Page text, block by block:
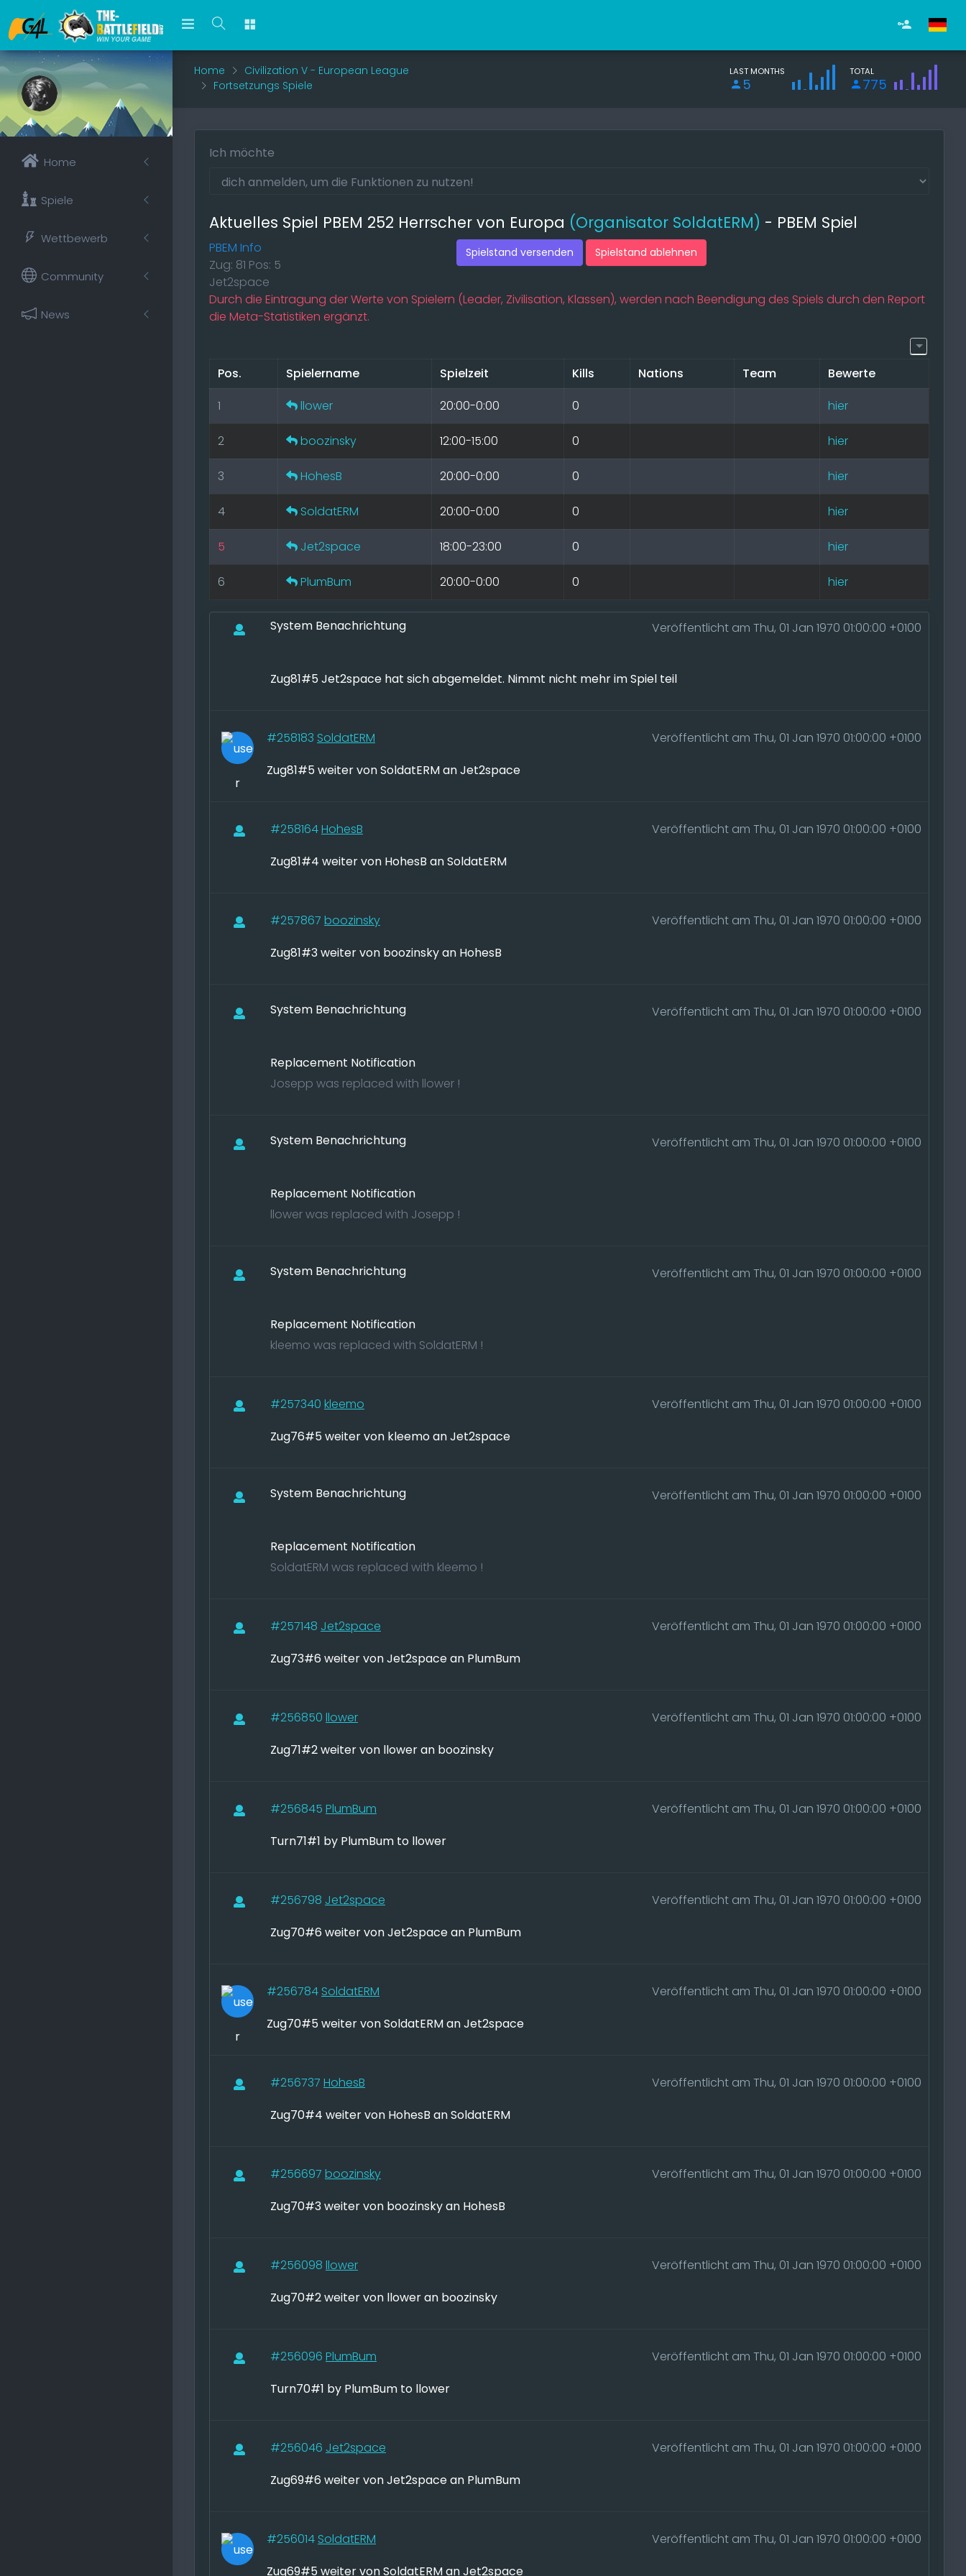
Home
Spiele
Wettbewerb
Community
News
Home
Civilization V - European League
Fortsetzungs Spiele
LAST MONTHS
5
TOTAL
775
Ich möchte
Aktuelles Spiel PBEM 252 Herrscher von Europa (Organisator SoldatERM) - PBEM Spiel
PBEM Info
Zug: 81 Pos: 5
Jet2space
Spielstand versenden Spielstand ablehnen
Durch die Eintragung der Werte von Spielern (Leader, Zivilisation, Klassen), werden nach Beendigung des Spiels durch den Report
die Meta-Statistiken ergänzt.
Pos. Spielername Spielzeit Kills Nations Team
Bewerte
1
llower 20:00-0:00 0 hier
2 boozinsky 12:00-15:00 0 hier
3 HohesB 20:00-0:00 0 hier
4 SoldatERM 20:00-0:00 0 hier
5 Jet2space 18:00-23:00 0 hier
6 PlumBum 20:00-0:00 0 hier
Veröffentlicht am Thu, 01 Jan 1970 01:00:00 +0100
System Benachrichtung
Zug81#5 Jet2space hat sich abgemeldet. Nimmt nicht mehr im Spiel teil
Veröffentlicht am Thu, 01 Jan 1970 01:00:00 +0100
#258183 SoldatERM
Zug81#5 weiter von SoldatERM an Jet2space
Veröffentlicht am Thu, 01 Jan 1970 01:00:00 +0100
#258164HohesB
Zug81#4 weiter von HohesB an SoldatERM
Veröffentlicht am Thu, 01 Jan 1970 01:00:00 +0100
#257867 boozinsky
Zug81#3 weiter von boozinsky an HohesB
Veröffentlicht am Thu, 01 Jan 1970 01:00:00 +0100
System Benachrichtung
Replacement Notification
Josepp was replaced with llower !
Veröffentlicht am Thu, 01 Jan 1970 01:00:00 +0100
System Benachrichtung
Replacement Notification
llower was replaced with Josepp !
Veröffentlicht am Thu, 01 Jan 1970 01:00:00 +0100
System Benachrichtung
Replacement Notification
kleemo was replaced with SoldatERM !
Veröffentlicht am Thu, 01 Jan 1970 01:00:00 +0100
#257340 kleemo
Zug76#5 weiter von kleemo an Jet2space
Veröffentlicht am Thu, 01 Jan 1970 01:00:00 +0100
System Benachrichtung
Replacement Notification
SoldatERM was replaced with kleemo !
Veröffentlicht am Thu, 01 Jan 1970 01:00:00 +0100
#257148 Jet2space
Zug73#6 weiter von Jet2space an PlumBum
Veröffentlicht am Thu, 01 Jan 1970 01:00:00 +0100
#256850 llower
Zug71#2 weiter von llower an boozinsky
Veröffentlicht am Thu, 01 Jan 1970 01:00:00 +0100
#256845 PlumBum
Turn71#1 by PlumBum to llower
Veröffentlicht am Thu, 01 Jan 1970 01:00:00 +0100
#256798 Jet2space
Zug70#6 weiter von Jet2space an PlumBum
Veröffentlicht am Thu, 01 Jan 1970 01:00:00 +0100
#256784 SoldatERM
Zug70#5 weiter von SoldatERM an Jet2space
Veröffentlicht am Thu, 01 Jan 1970 01:00:00 +0100
#256737 HohesB
Zug70#4 weiter von HohesB an SoldatERM
Veröffentlicht am Thu, 01 Jan 1970 01:00:00 +0100
#256697 boozinsky
Zug70#3 weiter von boozinsky an HohesB
Veröffentlicht am Thu, 01 Jan 1970 01:00:00 +0100
#256098 llower
Zug70#2 weiter von llower an boozinsky
Veröffentlicht am Thu, 01 Jan 1970 01:00:00 +0100
#256096 PlumBum
Turn70#1 by PlumBum to llower
Veröffentlicht am Thu, 01 Jan 1970 01:00:00 +0100
#256046 Jet2space
Zug69#6 weiter von Jet2space an PlumBum
Veröffentlicht am Thu, 01 Jan 1970 01:00:00 +0100
#256014 SoldatERM
Zug69#5 weiter von SoldatERM an Jet2space